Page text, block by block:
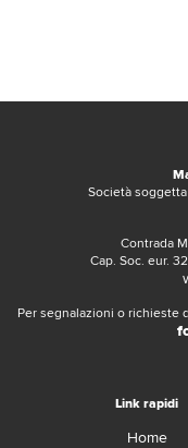
Società
Contrada
Cap. Soc. eur.
Per segnalazioni o richieste
Link rapidi
Home